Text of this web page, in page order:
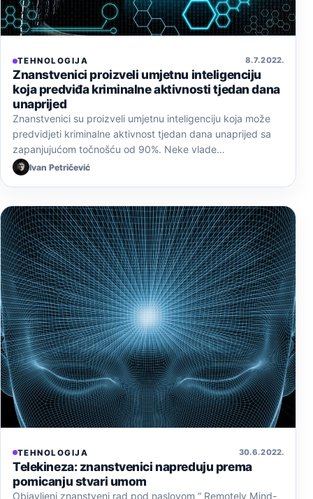
TEHNOLOGIJA 8. 7. 2022.
Znanstvenici proizveli umjetnu inteligenciju
koja predviđa kriminalne aktivnosti tjedan dana
unaprijed
Znanstvenici su proizveli umjetnu inteligenciju koja može
predvidjeti kriminalne aktivnost tjedan dana unaprijed sa
zapanjujućom točnošću od 90%. Neke vlade…
Ivan Petričević
TEHNOLOGIJA 30. 6. 2022.
Telekineza: znanstvenici napreduju prema
pomicanju stvari umom
Objavljeni znanstveni rad pod naslovom “ Remotely Mind-